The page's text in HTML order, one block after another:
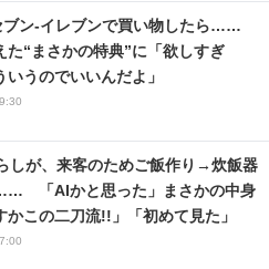
ブン-イレブンで買い物したら……
た“まさかの特典”に「欲しすぎ
いうのでいいんだよ」
しが、来客のためご飯作り→炊飯器
「AIかと思った」まさかの中身
かこの二刀流!!」「初めて見た」